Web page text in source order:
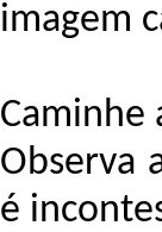
imagem
Caminhe
Observa
é